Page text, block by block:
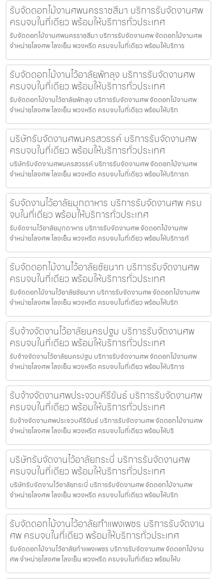
รับจัดดอกไม้งานศพนครราชสีมา บริการรับจัดงานศพ
ครบจบในที่เดียว พร้อมให้บริการทั่วประเทศ
รับจัดดอกไม้งานศพนครราชสีมา บริการรับจัดงานศพ จัดดอกไม้งานศพ
จำหน่ายโลงศพ โลงเย็น พวงหรีด ครบจบในที่เดียว พร้อมให้บริการ
รับจัดดอกไม้งานไว้อาลัยพัทลุง บริการรับจัดงานศพ
ครบจบในที่เดียว พร้อมให้บริการทั่วประเทศ
รับจัดดอกไม้งานไว้อาลัยพัทลุง บริการรับจัดงานศพ จัดดอกไม้งานศพ
จำหน่ายโลงศพ โลงเย็น พวงหรีด ครบจบในที่เดียว พร้อมให้บริก
บริษัทรับจัดงานศพนครสวรรค์ บริการรับจัดงานศพ
ครบจบในที่เดียว พร้อมให้บริการทั่วประเทศ
บริษัทรับจัดงานศพนครสวรรค์ บริการรับจัดงานศพ จัดดอกไม้งานศพ
จำหน่ายโลงศพ โลงเย็น พวงหรีด ครบจบในที่เดียว พร้อมให้บริการท
รับจัดงานไว้อาลัยมุกดาหาร บริการรับจัดงานศพ ครบ
จบในที่เดียว พร้อมให้บริการทั่วประเทศ
รับจัดงานไว้อาลัยมุกดาหาร บริการรับจัดงานศพ จัดดอกไม้งานศพ
จำหน่ายโลงศพ โลงเย็น พวงหรีด ครบจบในที่เดียว พร้อมให้บริการทั
รับจัดดอกไม้งานไว้อาลัยชัยนาท บริการรับจัดงานศพ
ครบจบในที่เดียว พร้อมให้บริการทั่วประเทศ
รับจัดดอกไม้งานไว้อาลัยชัยนาท บริการรับจัดงานศพ จัดดอกไม้งานศพ
จำหน่ายโลงศพ โลงเย็น พวงหรีด ครบจบในที่เดียว พร้อมให้บริก
รับจ้างจัดงานไว้อาลัยนครปฐม บริการรับจัดงานศพ
ครบจบในที่เดียว พร้อมให้บริการทั่วประเทศ
รับจ้างจัดงานไว้อาลัยนครปฐม บริการรับจัดงานศพ จัดดอกไม้งานศพ
จำหน่ายโลงศพ โลงเย็น พวงหรีด ครบจบในที่เดียว พร้อมให้บริการ
รับจ้างจัดงานศพประจวบคีรีขันธ์ บริการรับจัดงานศพ
ครบจบในที่เดียว พร้อมให้บริการทั่วประเทศ
รับจ้างจัดงานศพประจวบคีรีขันธ์ บริการรับจัดงานศพ จัดดอกไม้งานศพ
จำหน่ายโลงศพ โลงเย็น พวงหรีด ครบจบในที่เดียว พร้อมให้บริ
บริษัทรับจัดงานไว้อาลัยกระบี่ บริการรับจัดงานศพ
ครบจบในที่เดียว พร้อมให้บริการทั่วประเทศ
บริษัทรับจัดงานไว้อาลัยกระบี่ บริการรับจัดงานศพ จัดดอกไม้งานศพ
จำหน่ายโลงศพ โลงเย็น พวงหรีด ครบจบในที่เดียว พร้อมให้บริก
รับจัดดอกไม้งานไว้อาลัยกำแพงเพชร บริการรับจัดงาน
ศพ ครบจบในที่เดียว พร้อมให้บริการทั่วประเทศ
รับจัดดอกไม้งานไว้อาลัยกำแพงเพชร บริการรับจัดงานศพ จัดดอกไม้งาน
ศพ จำหน่ายโลงศพ โลงเย็น พวงหรีด ครบจบในที่เดียว พร้อมให้บ